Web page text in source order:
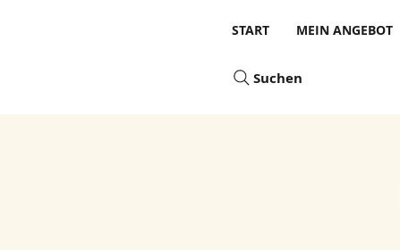
START MEIN ANGEBOT
Suchen